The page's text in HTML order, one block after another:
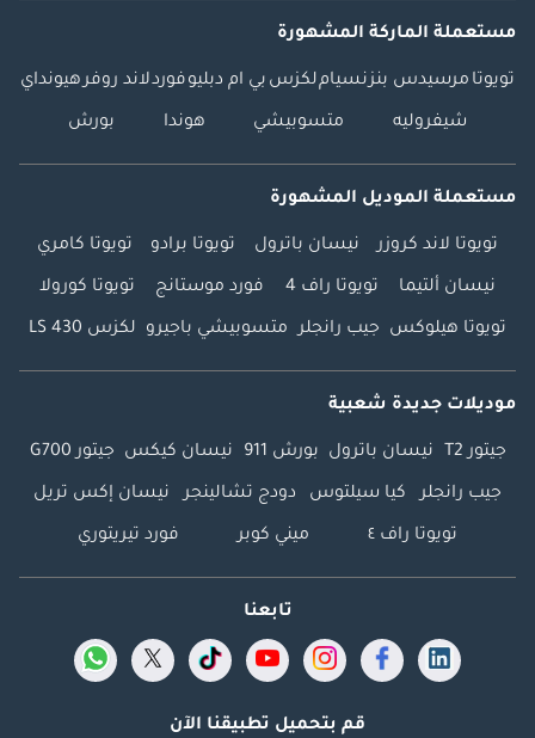
مستعملة الماركة المشهورة
تويوتا مرسيدس بنزنسياملكزس بي ام دبليوفوردلاند روفرهيونداي
شيفروليه متسوبيشي هوندا بورش
مستعملة الموديل المشهورة
تويوتا لاند كروزر نيسان باترول تويوتا برادو تويوتا كامري
نيسان ألتيما تويوتا راف 4 فورد موستانج تويوتا كورولا
تويوتا هيلوكس جيب رانجلر متسوبيشي باجيرو لكزس LS 430
موديلات جديدة شعبية
جيتور T2 نيسان باترول بورش 911 نيسان كيكس جيتور G700
جيب رانجلر كيا سيلتوس دودج تشالينجر نيسان إكس تريل
تويوتا راف ٤ ميني كوبر فورد تيريتوري
تابعنا
قم بتحميل تطبيقنا الآن